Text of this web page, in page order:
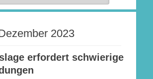
2023
erfordert schwierige